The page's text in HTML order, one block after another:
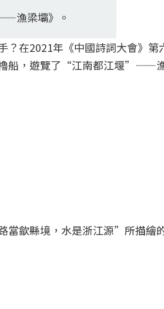
漁梁壩》。
？在2021年《中國詩詞大會》第
船，遊覽了“江南都江堰”——
當歙縣境，水是浙江源”所描繪